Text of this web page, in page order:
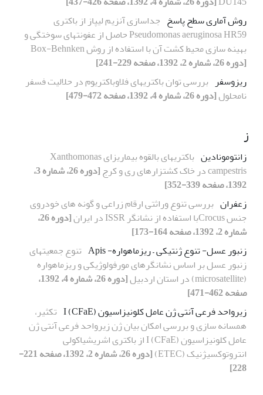
روش آماری سطح پاسخ جداسازی آنزیم لیپاز از باکتری
Pseudomonas aeruginosa HR59 حاصل از عفونتهای سوختگی و
بهینه سازی محیط کشت آن با استفاده از روش Box-Behnken
[دوره 26، شماره 2، 1392، صفحه 229-241]
ریزوسفر بررسی توان باکتریهای فلاوباکتریوم در حلالیت فسفر
نامحلول[دوره 26، شماره 4، 1392، صفحه 472-479]
ز
زانتومونادین
باکتریهای بالقوه بیماریزای Xanthomonas
campestris در خاک کشتزارهای ری و کرج
[دوره 26، شماره 3،
1392، صفحه 339-352]
زعفران بررسی تنوع وراثتی ارقام زراعی و گونه های خودروی
جنس Crocusبا استفاده از نشانگر ISSR در ایران
[دوره 26،
شماره 2، 1392، صفحه 164-173]
زنبور عسل- تنوع ژنتیکی – ریزماهواره- Apis
تنوع جمعیتهای
زنبور عسل بر اساس نشانگرهای مورفولوژیکی و ریزماهواره
(microsatellite) در استان اردبیل
[دوره 26، شماره 4، 1392،
صفحه 462-471]
زیرواحد فرعی آنتی ژن عامل کلونیزاسیون I (CFaE)
تکثیر،
همسانه سازی و بررسی امکان بیان ژن زیرواحد فرعی آنتی ژن
عامل کلونیزاسیون I (CFaE) از باکتری اشریشیاکولی
انتروتوکسیژنیک (ETEC)
[دوره 26، شماره 2، 1392، صفحه 221-
228]